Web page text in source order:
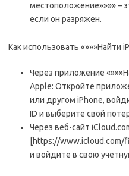
местоположение»»»» –
если он разряжен.
Как использовать «»»»Найти
Через приложение
Apple: Откройте
или другом iPhone,
ID и выберите свой
Через веб-сайт
[https://www.icloud.com/
и войдите в свою